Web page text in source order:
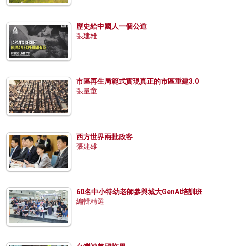
歷史給中國人一個公道
張建雄
市區再生局範式實現真正的市區重建3.0
張量童
西方世界兩批政客
張建雄
60名中小特幼老師參與城大GenAI培訓班
編輯精選